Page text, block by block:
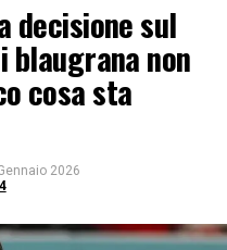
decisione sul
non
cosa sta
2026